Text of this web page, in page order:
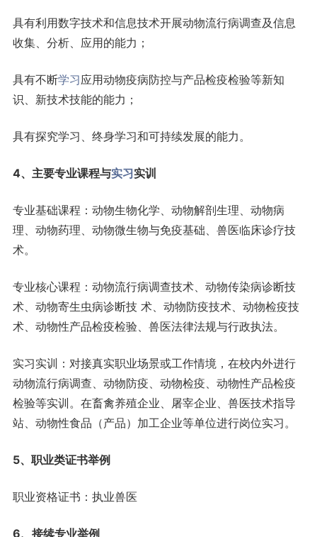
具有利用数字技术和信息技术开展动物流行病调查及信息
收集、分析、应用的能力；
具有不断学习应用动物疫病防控与产品检疫检验等新知
识、新技术技能的能力；
具有探究学习、终身学习和可持续发展的能力。
4、主要专业课程与实习实训
专业基础课程：动物生物化学、动物解剖生理、动物病
理、动物药理、动物微生物与免疫基础、兽医临床诊疗技
术。
专业核心课程：动物流行病调查技术、动物传染病诊断技
术、动物寄生虫病诊断技 术、动物防疫技术、动物检疫技
术、动物性产品检疫检验、兽医法律法规与行政执法。
实习实训：对接真实职业场景或工作情境，在校内外进行
动物流行病调查、动物防疫、动物检疫、动物性产品检疫
检验等实训。在畜禽养殖企业、屠宰企业、兽医技术指导
站、动物性食品（产品）加工企业等单位进行岗位实习。
5、职业类证书举例
职业资格证书：执业兽医
6、接续专业举例